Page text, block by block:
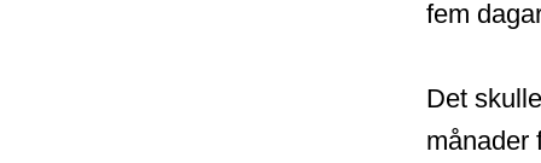
fem
Det
månader